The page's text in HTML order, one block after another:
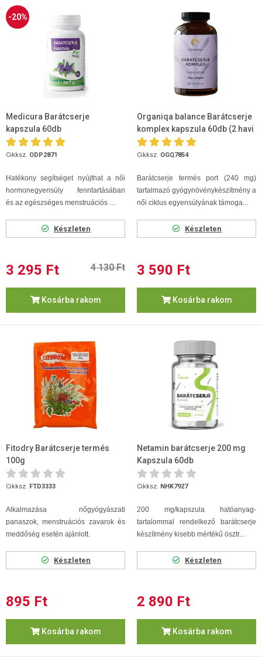
-20%
Medicura Barátcserje
kapszula 60db
Cikksz. ODP2871
Hatékony segítséget nyújthat a női
hormonegyensúly fenntartásában
és az egészséges menstruációs ...
Készleten
3 295 Ft 4 130 Ft
Kosárba rakom
Organiqa balance Barátcserje
komplex kapszula 60db (2 havi
adag)
Cikksz. OGQ7854
Barátcserje termés port (240 mg)
tartalmazó gyógynövénykészítmény a
női ciklus egyensúlyának támoga...
Készleten
3 590 Ft
Kosárba rakom
Fitodry Barátcserje termés
100g
Cikksz. FTD3333
Alkalmazása nőgyógyászati
panaszok, menstruációs zavarok és
meddőség esetén ajánlott.
Készleten
895 Ft
Kosárba rakom
Netamin barátcserje 200 mg
Kapszula 60db
Cikksz. NHK7927
200 mg/kapszula hatóanyag-
tartalommal rendelkező barátcserje
készítmény kisebb mértékű ösztr...
Készleten
2 890 Ft
Kosárba rakom